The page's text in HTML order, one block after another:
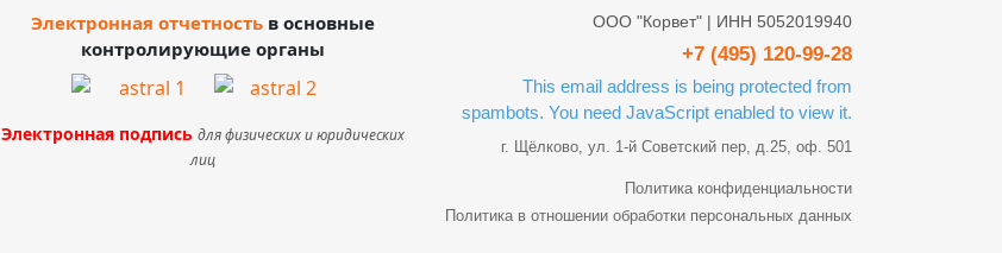
Электронная отчетностьв основные
контролирующие органы
Электронная подпись для физических и юридических
лиц
ООО "Корвет" | ИНН 5052019940
+7 (495) 120-99-28
This email address is being protected from
spambots. You need JavaScript enabled to view it.
г. Щёлково, ул. 1-й Советский пер, д.25, оф. 501
Политика конфиденциальности
Политика в отношении обработки персональных данных